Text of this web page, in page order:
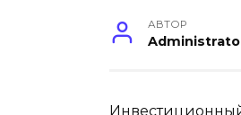
АВТОР